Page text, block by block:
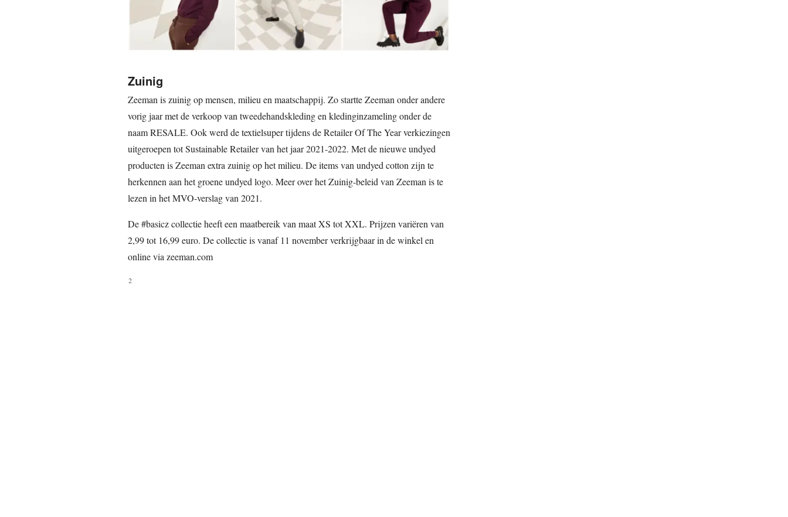
Zuinig
Zeeman is zuinig op mensen, milieu en maatschappij. Zo startte Zeeman onder andere
vorig jaar met de verkoop van tweedehandskleding en kledinginzameling onder de
naam RESALE. Ook werd de textielsuper tijdens de Retailer Of The Year verkiezingen
uitgeroepen tot Sustainable Retailer van het jaar 2021-2022. Met de nieuwe undyed
producten is Zeeman extra zuinig op het milieu. De items van undyed cotton zijn te
herkennen aan het groene undyed logo. Meer over het Zuinig-beleid van Zeeman is te
lezen in het MVO-verslag van 2021.
De #basicz collectie heeft een maatbereik van maat XS tot XXL. Prijzen variëren van
2,99 tot 16,99 euro. De collectie is vanaf 11 november verkrijgbaar in de winkel en
online via zeeman.com
2